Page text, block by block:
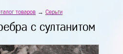
товаров→ Серьги
с султанитом